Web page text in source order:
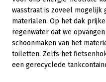
wasstraat is zoveel mogelijk
materialen. Op het dak
regenwater dat we
schoonmaken van het
toiletten. Zelfs het fietsenhok
een gerecyclede